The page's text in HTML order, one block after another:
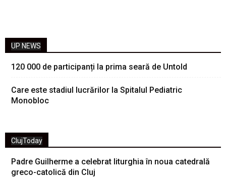
UP NEWS
120 000 de participanți la prima seară de Untold
Care este stadiul lucrărilor la Spitalul Pediatric
Monobloc
ClujToday
Padre Guilherme a celebrat liturghia în noua catedrală
greco-catolică din Cluj